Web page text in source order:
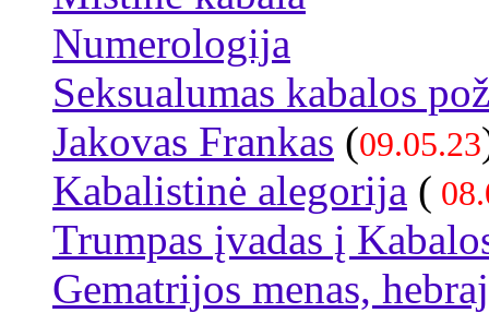
Numerologija
Seksualumas kabalos
Jakovas Frankas (09.05.23
Kabalistinė alegorija (
Trumpas įvadas į
Gematrijos menas,